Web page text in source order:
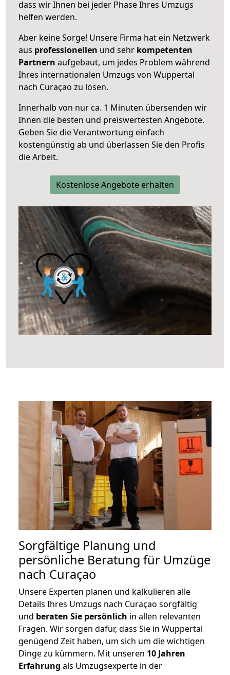
dass wir Ihnen bei jeder Phase Ihres Umzugs
helfen werden.
Aber keine Sorge! Unsere Firma hat ein Netzwerk
aus professionellen und sehr kompetenten
Partnern aufgebaut, um jedes Problem während
Ihres internationalen Umzugs von Wuppertal
nach Curaçao zu lösen.
Innerhalb von nur ca. 1 Minuten übersenden wir
Ihnen die besten und preiswertesten Angebote.
Geben Sie die Verantwortung einfach
kostengünstig ab und überlassen Sie den Profis
die Arbeit.
Kostenlose Angebote erhalten
Sorgfältige Planung und
persönliche Beratung für Umzüge
nach Curaçao
Unsere Experten planen und kalkulieren alle
Details Ihres Umzugs nach Curaçao sorgfältig
und beraten Sie persönlich in allen relevanten
Fragen. Wir sorgen dafür, dass Sie in Wuppertal
genügend Zeit haben, um sich um die wichtigen
Dinge zu kümmern. Mit unseren 10 Jahren
Erfahrung als Umzugsexperte in der